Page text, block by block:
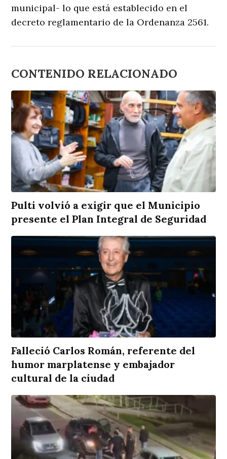
municipal- lo que está establecido en el
decreto reglamentario de la Ordenanza 2561.
CONTENIDO RELACIONADO
Pulti volvió a exigir que el Municipio
presente el Plan Integral de Seguridad
Falleció Carlos Román, referente del
humor marplatense y embajador
cultural de la ciudad